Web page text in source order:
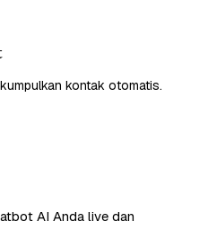
kontak otomatis.
AI Anda live dan